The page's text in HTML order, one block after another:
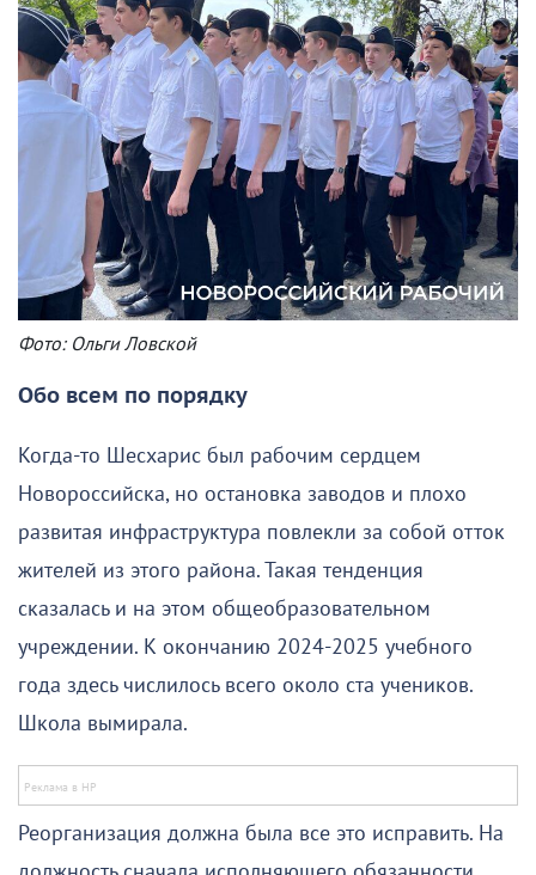
Фото: Ольги Ловской
Обо всем по порядку
Когда-то Шесхарис был рабочим сердцем
Новороссийска, но остановка заводов и плохо
развитая инфраструктура повлекли за собой отток
жителей из этого района. Такая тенденция
сказалась и на этом общеобразовательном
учреждении. К окончанию 2024-2025 учебного
года здесь числилось всего около ста учеников.
Школа вымирала.
Реорганизация должна была все это исправить. На